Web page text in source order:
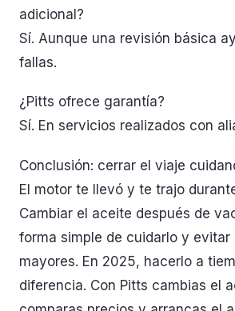
adicional?
Sí. Aunque una revisión básica
fallas.
¿Pitts ofrece garantía?
Sí. En servicios realizados con
Conclusión: cerrar el viaje
El motor te llevó y te trajo
Cambiar el aceite después de
forma simple de cuidarlo y evitar
mayores. En 2025, hacerlo a
diferencia. Con Pitts cambias el